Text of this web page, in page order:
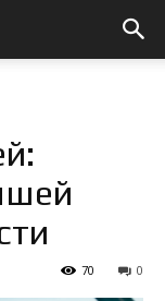
0
70